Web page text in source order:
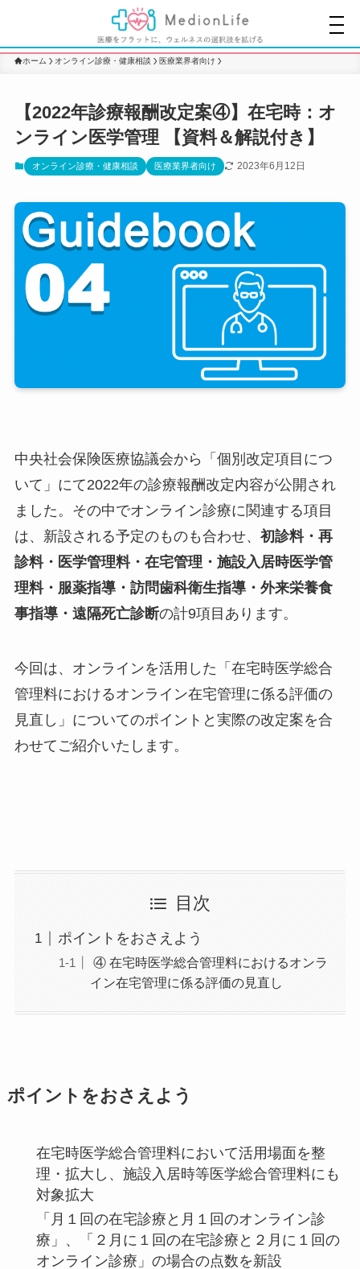
ホーム オンライン診療・健康相談 医療業界者向け
【2022年診療報酬改定案④】在宅時：オ
ンライン医学管理 【資料＆解説付き】
オンライン診療・健康相談 医療業界者向け 2023年6月12日
中央社会保険医療協議会から「個別改定項目につ
いて」にて2022年の診療報酬改定内容が公開され
ました。その中でオンライン診療に関連する項目
は、新設される予定のものも合わせ、 初診料・再
診料・医学管理料・在宅管理・施設入居時医学管
理料・服薬指導・訪問歯科衛生指導・外来栄養食
事指導・遠隔死亡診断の計9項目あります。
今回は、オンラインを活用した「在宅時医学総合
管理料におけるオンライン在宅管理に係る評価の
見直し」についてのポイントと実際の改定案を合
わせてご紹介いたします。
目次
ポイントをおさえよう
④ 在宅時医学総合管理料におけるオンラ
イン在宅管理に係る評価の見直し
ポイントをおさえよう
在宅時医学総合管理料において活用場面を整
理・拡大し、施設入居時等医学総合管理料にも
対象拡大
「月１回の在宅診療と月１回のオンライン診
療」、「２月に１回の在宅診療と２月に１回の
オンライン診療」の場合の点数を新設